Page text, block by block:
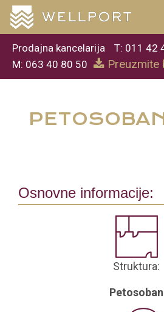
Prodajna kancelarija
T: 011 42
M: 063 40 80 50
Preuzmite
Osnovne informacije:
Struktura:
Petosoban